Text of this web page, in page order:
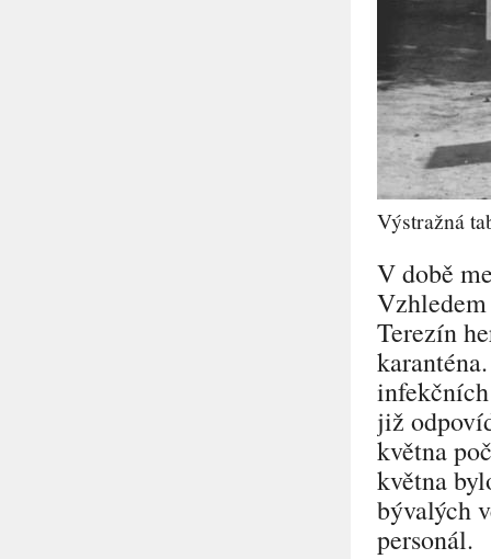
Výstražná
V době
Terezín
již
května
května
bývalých
personál.